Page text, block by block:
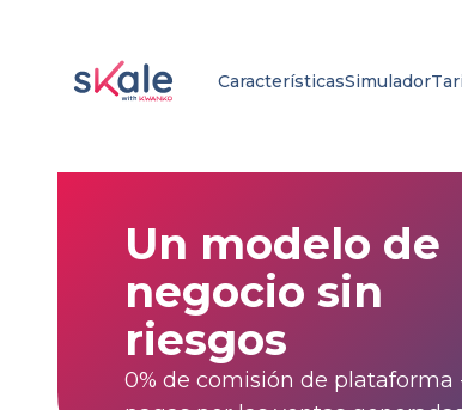
CaracterísticasSimulador
Un modelo de
negocio sin
riesgos
0% de comisión de plataforma